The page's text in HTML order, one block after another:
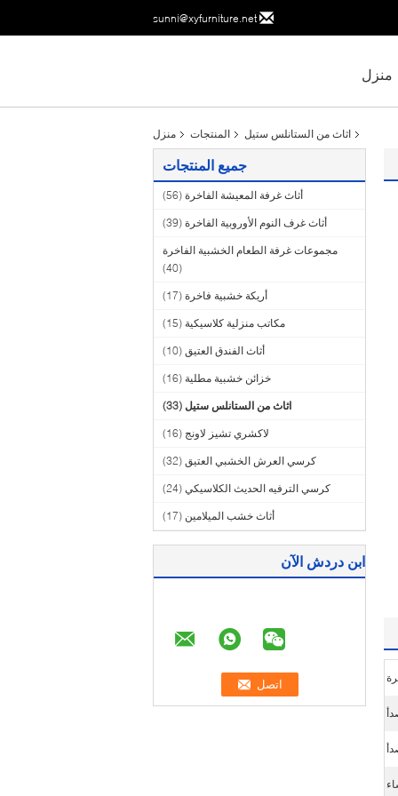
sunni@xyfurniture.net
منزل
منزل المنتجات اثاث من الستانلس ستيل
جميع المنتجات
أثاث غرفة المعيشة الفاخرة (56)
أثاث غرف النوم الأوروبية الفاخرة (39)
مجموعات غرفة الطعام الخشبية الفاخرة
(40)
أريكة خشبية فاخرة (17)
مكاتب منزلية كلاسيكية (15)
أثاث الفندق العتيق (10)
خزائن خشبية مطلية (16)
اثاث من الستانلس ستيل (33)
لاكشري تشيز لاونج (16)
كرسي العرش الخشبي العتيق (32)
كرسي الترفيه الحديث الكلاسيكي (24)
أثاث خشب الميلامين (17)
ابن دردش الآن